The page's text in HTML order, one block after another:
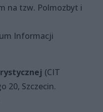
na tzw. Polmozbyt i
Informacji
(CIT
20, Szczecin.